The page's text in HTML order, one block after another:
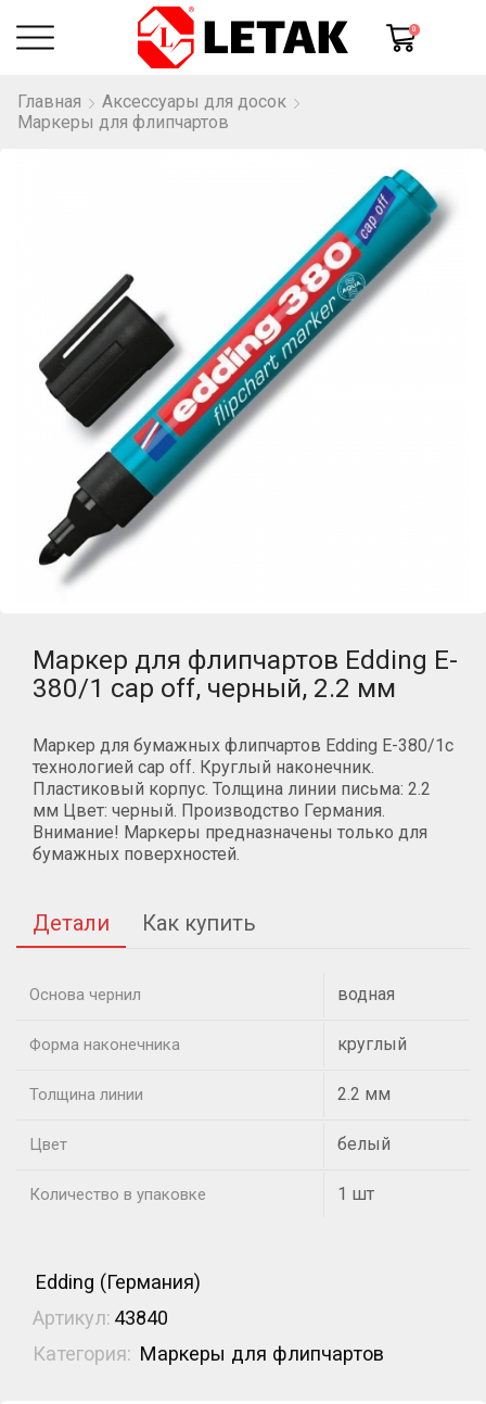
0
Главная
Аксессуары для досок
Маркеры для флипчартов
Маркер для флипчартов Edding E-
380/1 cap off, черный, 2.2 мм
Маркер для бумажных флипчартов Edding E-380/1с
технологией cap off. Круглый наконечник.
Пластиковый корпус. Толщина линии письма: 2.2
мм Цвет: черный. Производство Германия.
Внимание! Маркеры предназначены только для
бумажных поверхностей.
Детали Как купить
Основа чернил водная
Форма наконечника круглый
Толщина линии 2.2 мм
Цвет белый
Количество в упаковке 1 шт
Edding (Германия)
Артикул: 43840
Категория: Маркеры для флипчартов